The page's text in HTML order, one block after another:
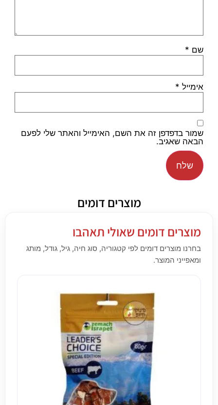
שם *
אימייל *
שמור בדפדפן זה את השם, האימייל והאתר שלי לפעם
הבאה שאגיב.
מוצרים דומים
מוצרים דומים שאולי תאהבו
בחרנו מוצרים דומים לפי קטגוריה, סוג חיה, גיל, גודל, מותג
ומאפייני המוצר.